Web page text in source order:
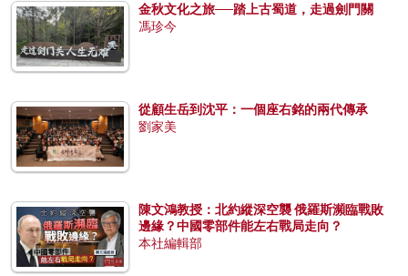
金秋文化之旅──踏上古蜀道，走過劍門關
馮珍今
從顧生岳到沈平：一個座右銘的兩代傳承
劉家美
陳文鴻教授：北約縱深空襲 俄羅斯瀕臨戰敗
邊緣？中國零部件能左右戰局走向？
本社編輯部